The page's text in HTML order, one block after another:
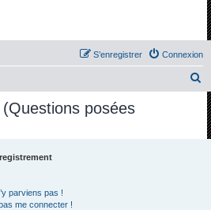
Connexion
S’enregistrer
posées
parviens pas !
me connecter !